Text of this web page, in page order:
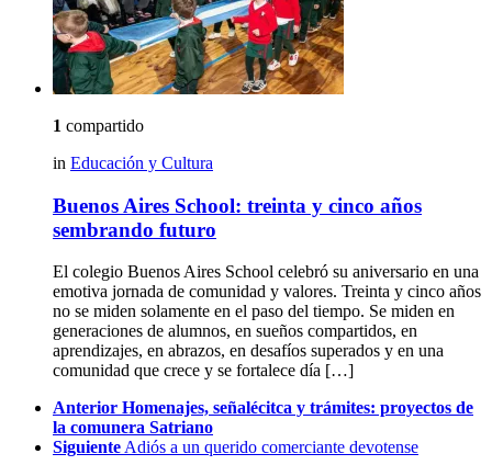
1 compartido
in Educación y Cultura
Buenos Aires School: treinta y cinco años
sembrando futuro
El colegio Buenos Aires School celebró su aniversario en una
emotiva jornada de comunidad y valores. Treinta y cinco años
no se miden solamente en el paso del tiempo. Se miden en
generaciones de alumnos, en sueños compartidos, en
aprendizajes, en abrazos, en desafíos superados y en una
comunidad que crece y se fortalece día […]
Anterior Homenajes, señalécitca y trámites: proyectos de
la comunera Satriano
Siguiente Adiós a un querido comerciante devotense